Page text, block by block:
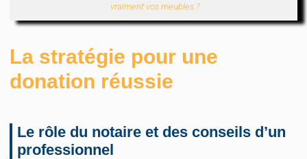
vraiment vos meubles ?
La stratégie pour une
donation réussie
Le rôle du notaire et des conseils d’un
professionnel